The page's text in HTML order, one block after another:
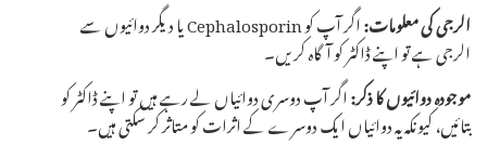
الرجی کی معلومات:
اگر آپ کو Cephalosporin یا دیگر دوائیوں سے
الرجی ہے تو اپنے ڈاکٹر کو آگاہ کریں۔
موجودہ دوائیوں کا ذکر:اگر آپ دوسری دوائیاں لے رہے ہیں تو اپنے ڈاکٹر کو
بتائیں، کیونکہ یہ دوائیاں ایک دوسرے کے اثرات کو متاثر کر سکتی ہیں۔